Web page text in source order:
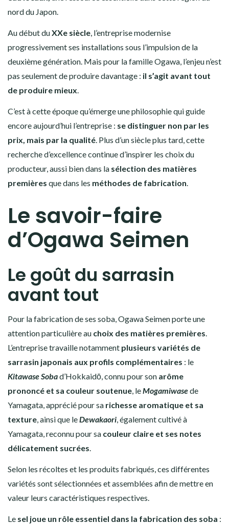
nord du Japon.
Au début duXXe siècle , l’entreprise modernise
progressivement ses installations sous l’impulsion de la
deuxième génération. Mais pour la famille Ogawa, l’enjeu n’est
pas seulement de produire davantage : il s’agit avant tout
de produire mieux
C’est à cette époque qu’émerge une philosophie qui guide
encore aujourd’hui l’entreprise : se distinguer non par les
prix, mais par la qualité . Plus d’un siècle plus tard, cette
recherche d’excellence continue d’inspirer les choix du
producteur, aussi bien dans la sélection des matières
premières que dans les méthodes de fabrication
Le savoir-faire
d’Ogawa Seimen
Le goût du sarrasin
avant tout
Pour la fabrication de ses soba, Ogawa Seimen porte une
attention particulière au choix des matières premières
L’entreprise travaille notamment plusieurs variétés de
sarrasin japonais aux profils complémentaires : le
Kitawase Sobad’Hokkaidō, connu pour son arôme
prononcé et sa couleur soutenue , leMogamiwasede
Yamagata, apprécié pour sa richesse aromatique et sa
texture , ainsi que leDewakaori , également cultivé à
Yamagata, reconnu pour sa couleur claire et ses notes
délicatement sucrées
Selon les récoltes et les produits fabriqués, ces différentes
variétés sont sélectionnées et assemblées afin de mettre en
valeur leurs caractéristiques respectives.
Le sel joue un rôle essentiel dans la fabrication des soba :